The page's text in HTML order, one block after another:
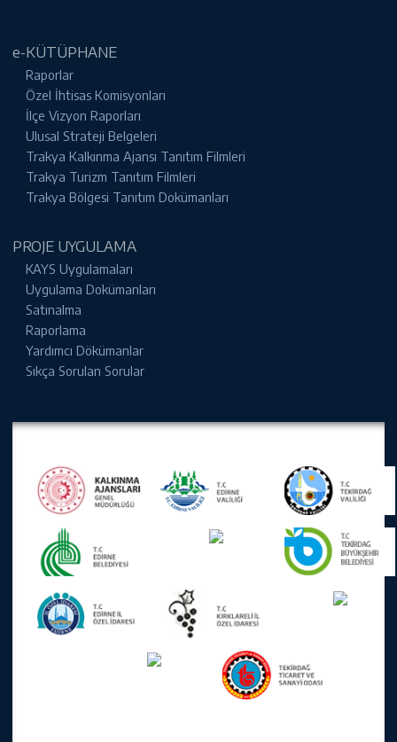
e-KÜTÜPHANE
Raporlar
Özel İhtisas Komisyonları
İlçe Vizyon Raporları
Ulusal Strateji Belgeleri
Trakya Kalkınma Ajansı Tanıtım Filmleri
Trakya Turizm Tanıtım Filmleri
Trakya Bölgesi Tanıtım Dokümanları
PROJE UYGULAMA
KAYS Uygulamaları
Uygulama Dokümanları
Satınalma
Raporlama
Yardımcı Dökümanlar
Sıkça Sorulan Sorular